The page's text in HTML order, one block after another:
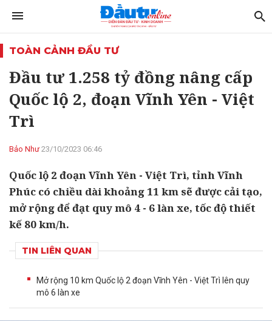
TOÀN CẢNH ĐẦU TƯ
Đầu tư 1.258 tỷ đồng nâng cấp
Quốc lộ 2, đoạn Vĩnh Yên - Việt
Trì
Bảo Như 23/10/2023 06:46
Quốc lộ 2 đoạn Vĩnh Yên - Việt Trì, tỉnh Vĩnh
Phúc có chiều dài khoảng 11 km sẽ được cải tạo,
mở rộng để đạt quy mô 4 - 6 làn xe, tốc độ thiết
kế 80 km/h.
TIN LIÊN QUAN
Mở rộng 10 km Quốc lộ 2 đoạn Vĩnh Yên - Việt Trì lên quy
mô 6 làn xe